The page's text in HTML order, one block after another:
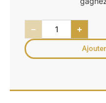
− +